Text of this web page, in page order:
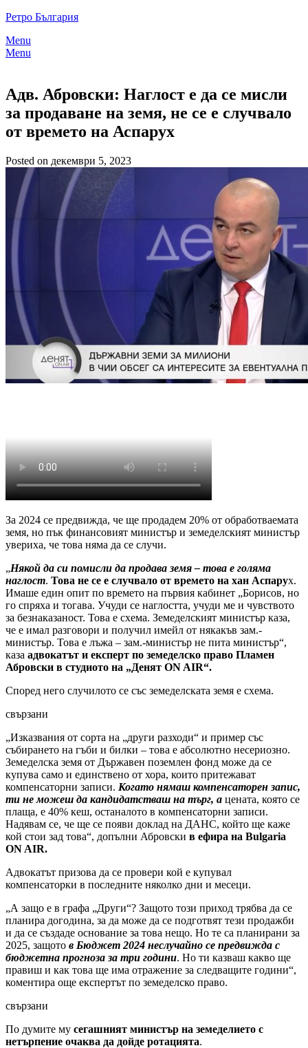
Skip
content
Ретро България
Menu
Menu
Адв. Абровски: Наглост е да се мисли
за продаване на земя, не се е случвало
от времето на Аспарух
Posted on декември 5, 2023
За 2024 се предвижда, че ще продадем 20% от обработваемата
земя, но пък финансовият министър и земеделският министър
увериха, че това няма да се случи.
„Някой да си помисли да продава земя – това е голяма
наглост. Това не се е случвало от времето на хан Аспарух.
Имаше един опит по времето на първия кабинет „Борисов, но
го спряха и тогава. Учуди се наглостта, учуди ме и чувството
за безнаказаност. Това е схема. Земеделският министър каза,
че е имал разговори и получил имейл от някакъв зам.-
министър. Това е лъжа – зам.-министър не пита министър“,
каза адвокатът и експерт по земеделско право Пламен
Абровски в студиото на „Денят ON AIR“.
Според него случилото се със земеделската земя е схема.
свързани
„Изказвания от сорта на „други разходи“ и пример със
събирането на гъби и билки – това е абсолютно несериозно.
Земеделска земя от Държавен поземлен фонд може да се
купува само и единствено от хора, които притежават
компенсаторни записи. Когато нямаш компенсаторен запис,
ти не можеш да кандидатстваш на търг, а цената, която се
плаща, е 40% кеш, останалото в компенсаторни записи.
Надявам се, че ще се появи доклад на ДАНС, който ще каже
кой стои зад това“, допълни Абровски в ефира на Bulgaria
ON AIR.
Адвокатът призова да се провери кой е купувал
компенсаторки в последните няколко дни и месеци.
„А защо е в графа „Други“? Защото този приход трябва да се
планира догодина, за да може да се подготвят тези продажби
и да се създаде основание за това нещо. Но те са планирани за
2025, защото в Бюджет 2024 неслучайно се предвижда с
бюджетна прогноза за три години. Но ти казваш какво ще
правиш и как това ще има отражение за следващите години“,
коментира още експертът по земеделско право.
свързани
По думите му сегашният министър на земеделието с
нетърпение очаква да дойде ротацията.